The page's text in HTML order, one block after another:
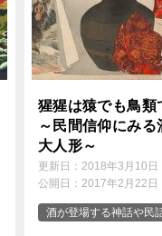
猩猩は猿でも鳥類
～民間信仰にみ
大人形～
更新日： 2018年3月10日
公開日： 2017年2月22日
酒が登場する神話や民